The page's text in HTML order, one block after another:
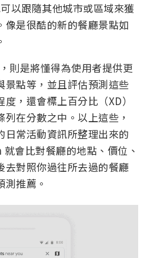
以跟隨其他城市或區域來獲
是很酷的新的餐廳景點如
則是將懂得為使用者提供更
景點等，並且評估預測這些
，還會標上百分比（XD）
在分數之中。以上這些，
日常活動資訊所整理出來的
會比對餐廳的地點、價位、
去對照你過往所去過的餐廳
推薦。